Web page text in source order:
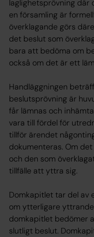
laglighetsprövning
en församling är
överklagande görs
det beslut som
bara att bedöma om
också om det är ett
Handläggningen
beslutsprövning är
får lämnas och
vara till fördel för
tillför ärendet
dokumenteras. Om
och den som
tillfälle att yttra sig.
Domkapitlet tar del av
om ytterligare
domkapitlet bedömer
slutligt beslut.